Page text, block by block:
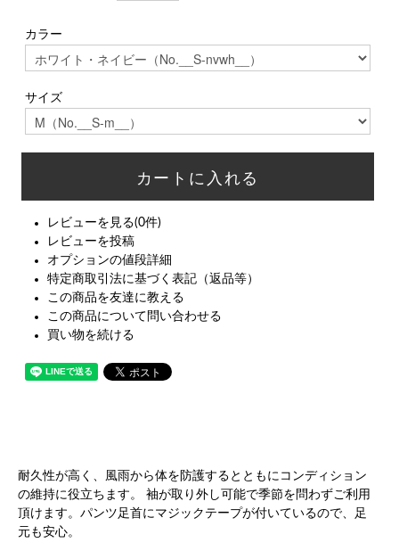
カラー
サイズ
レビューを見る(0件)
レビューを投稿
オプションの値段詳細
特定商取引法に基づく表記（返品等）
この商品を友達に教える
この商品について問い合わせる
買い物を続ける
耐久性が高く、風雨から体を防護するとともにコンディション
の維持に役立ちます。 袖が取り外し可能で季節を問わずご利用
頂けます。パンツ足首にマジックテープが付いているので、足
元も安心。